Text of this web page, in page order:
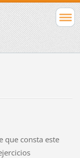
que consta este